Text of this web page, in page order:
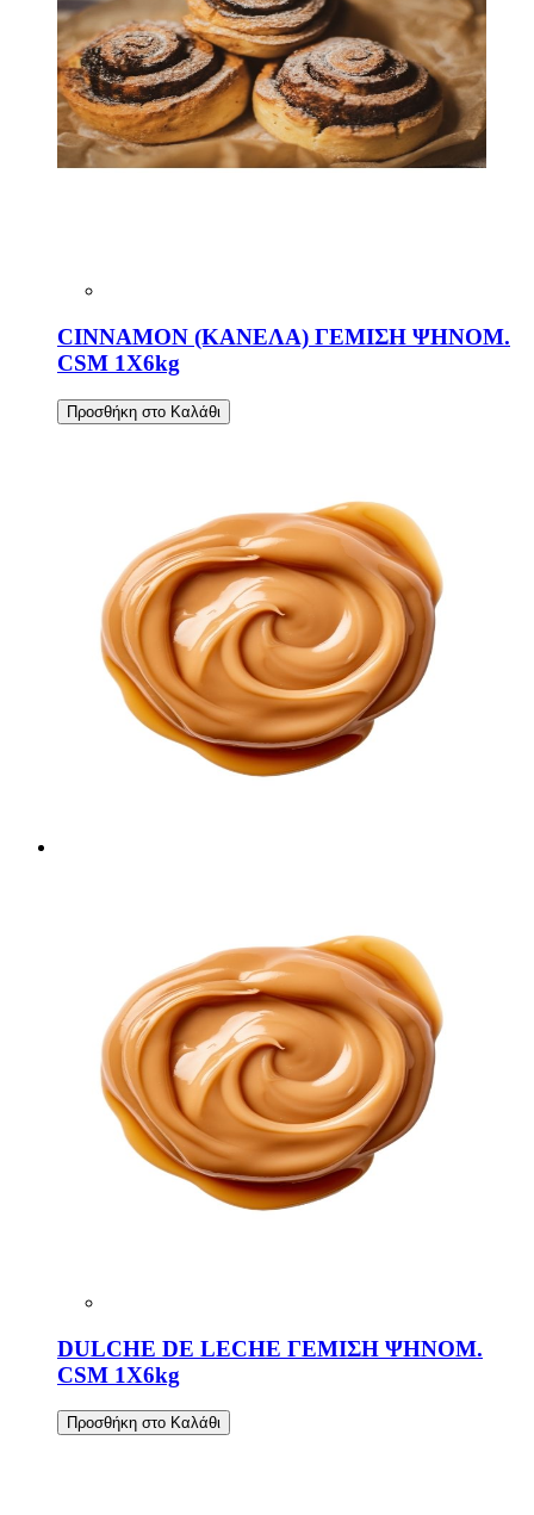
CINNAMON (ΚΑΝΕΛΑ) ΓΕΜΙΣΗ ΨΗΝΟΜ.
CSM 1Χ6kg
Προσθήκη στο Καλάθι
DULCHE DE LECHE ΓΕΜΙΣΗ ΨΗΝΟΜ.
CSM 1Χ6kg
Προσθήκη στο Καλάθι